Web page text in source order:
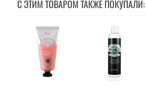
С ЭТИМ ТОВАРОМ ТАКЖЕ ПОКУПАЛИ: